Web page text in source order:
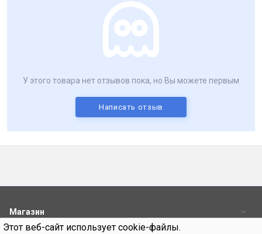
Этот веб-сайт использует cookie-файлы.
У этого товара нет отзывов пока, но Вы можете первым
Написать отзыв
Магазин